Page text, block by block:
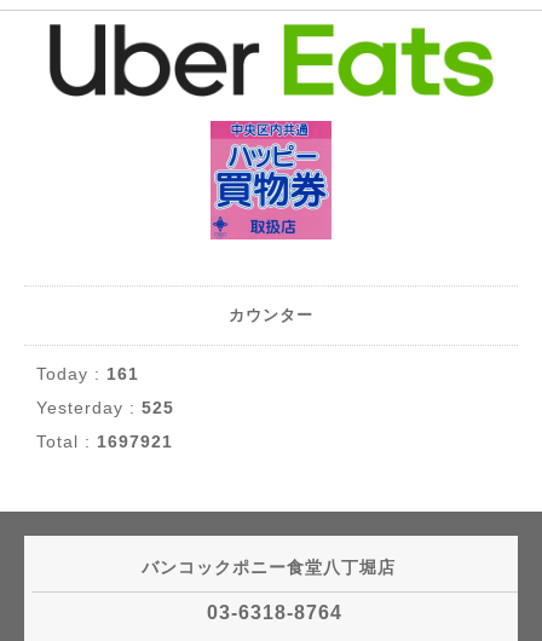
カウンター
Today : 161
Yesterday : 525
Total : 1697921
バンコックポニー食堂八丁堀店
03-6318-8764